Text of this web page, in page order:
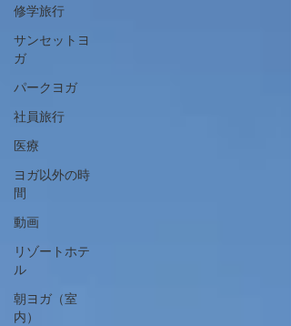
修学旅行
サンセットヨ
ガ
パークヨガ
社員旅行
医療
ヨガ以外の時
間
動画
リゾートホテ
ル
朝ヨガ（室
内）